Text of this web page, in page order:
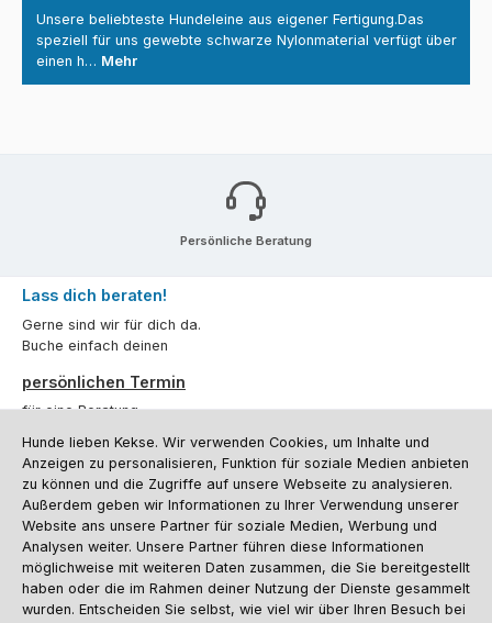
Unsere beliebteste Hundeleine aus eigener Fertigung.Das
speziell für uns gewebte schwarze Nylonmaterial verfügt über
einen h… Mehr
Persönliche Beratung
Lass dich beraten!
Gerne sind wir für dich da.
Buche einfach deinen
persönlichen Termin
für eine Beratung.
Oder über unserKontaktformular.
Vertrag widerrufen
Kundenservice
Informationen
Hunde lieben Kekse. Wir verwenden Cookies, um Inhalte und
Anzeigen zu personalisieren, Funktion für soziale Medien anbieten
zu können und die Zugriffe auf unsere Webseite zu analysieren.
Außerdem geben wir Informationen zu Ihrer Verwendung unserer
Website ans unsere Partner für soziale Medien, Werbung und
Analysen weiter. Unsere Partner führen diese Informationen
möglichweise mit weiteren Daten zusammen, die Sie bereitgestellt
haben oder die im Rahmen deiner Nutzung der Dienste gesammelt
wurden. Entscheiden Sie selbst, wie viel wir über Ihren Besuch bei